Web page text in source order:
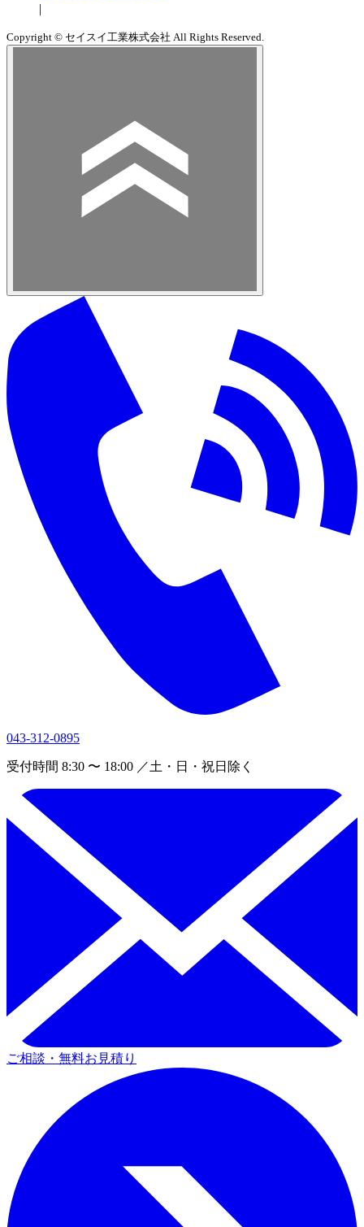
|
Copyright © セイスイ工業株式会社 All Rights Reserved.
043-312-0895
受付時間 8:30 〜 18:00 ／土・日・祝日除く
ご相談・無料お見積り